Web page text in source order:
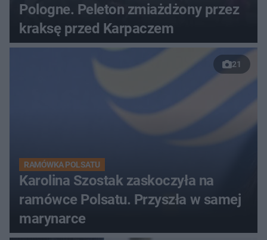
Pologne. Peleton zmiażdżony przez
kraksę przed Karpaczem
21
RAMÓWKA POLSATU
Karolina Szostak zaskoczyła na
ramówce Polsatu. Przyszła w samej
marynarce